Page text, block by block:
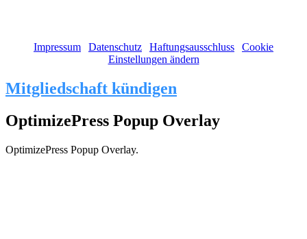
Impressum
Datenschutz Haftungsausschluss
Cookie
Einstellungen ändern
Mitgliedschaft kündigen
OptimizePress Popup Overlay
OptimizePress Popup Overlay.